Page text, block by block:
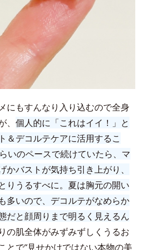
にもすんなり入り込むので全身
個人的に「これはイイ！」と
＆デコルテケアに活用するこ
いのペースで続けていたら、マ
かバストが気持ち引き上がり、
りうるすべに。夏は胸元の開い
多いので、デコルテがなめらか
だと顔周りまで明るく見えるん
の肌全体がみずみずしくうるお
とで“見せかけではない本物の美